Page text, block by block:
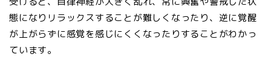
態になりリラックスすることが難しくなったり、逆に覚醒
が上がらずに感覚を感じにくくなったりすることがわかっ
ています。